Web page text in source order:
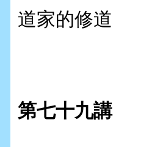
道家的修道
第七十九講